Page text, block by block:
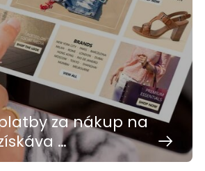
za nákup na
…